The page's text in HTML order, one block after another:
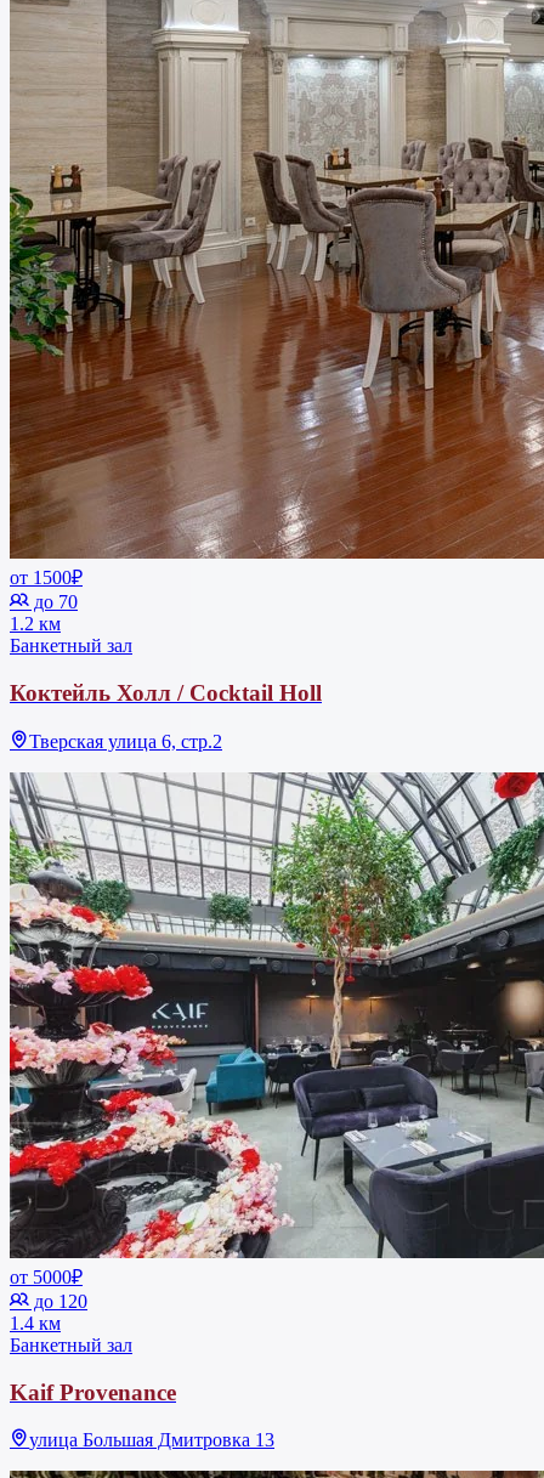
от 1500₽
до 70
1.2 км
Банкетный зал
Коктейль Холл / Cocktail Holl
Тверская улица 6, стр.2
от 5000₽
до 120
1.4 км
Банкетный зал
Kaif Provenance
улица Большая Дмитровка 13